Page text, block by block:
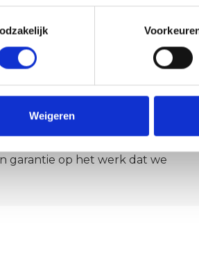
Weigeren
en materialen
binnen in huis
met aandacht voor kleine
communicatie en een duidelijke
garantie op het werk dat we